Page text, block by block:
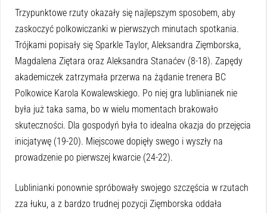
Trzypunktowe rzuty okazały się najlepszym sposobem, aby
zaskoczyć polkowiczanki w pierwszych minutach spotkania.
Trójkami popisały się Sparkle Taylor, Aleksandra Zięmborska,
Magdalena Ziętara oraz Aleksandra Stanaćev (8-18). Zapędy
akademiczek zatrzymała przerwa na żądanie trenera BC
Polkowice Karola Kowalewskiego. Po niej gra lublinianek nie
była już taka sama, bo w wielu momentach brakowało
skuteczności. Dla gospodyń była to idealna okazja do przejęcia
inicjatywę (19-20). Miejscowe dopięły swego i wyszły na
prowadzenie po pierwszej kwarcie (24-22).
Lublinianki ponownie spróbowały swojego szczęścia w rzutach
zza łuku, a z bardzo trudnej pozycji Zięmborska oddała